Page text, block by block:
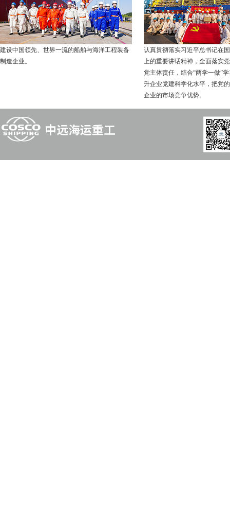
建设中国领先、世界一流的船舶与海洋工程装备
制造企业。
认真贯彻落实习近平总书记在
上的重要讲话精神，全面落实
党主体责任，结合“两学一做”
升企业党建科学化水平，把党
企业的市场竞争优势。